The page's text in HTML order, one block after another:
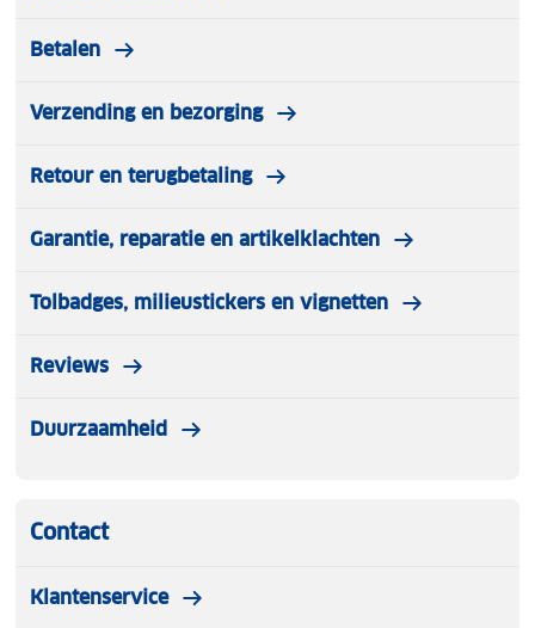
Betalen
Verzending en bezorging
Retour en terugbetaling
Garantie, reparatie en artikelklachten
Tolbadges, milieustickers en vignetten
Reviews
Duurzaamheid
Contact
Klantenservice